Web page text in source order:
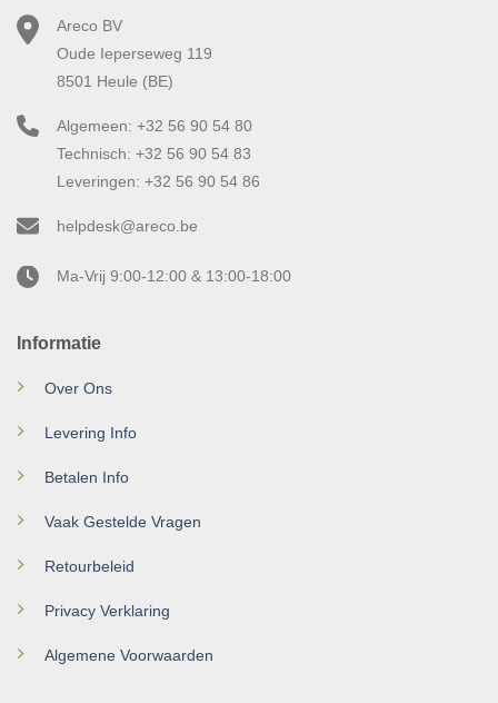
Informatie
Over Ons
Levering Info
Betalen Info
Vaak Gestelde Vragen
Retourbeleid
Privacy Verklaring
Algemene Voorwaarden
Areco BV
Oude Ieperseweg 119
8501 Heule (BE)
Algemeen: +32 56 90 54 80
Technisch: +32 56 90 54 83
Leveringen: +32 56 90 54 86
helpdesk@areco.be
Ma-Vrij 9:00-12:00 & 13:00-18:00